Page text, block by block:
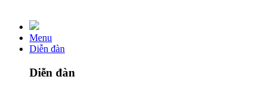
Menu
Diễn đàn
Diễn đàn